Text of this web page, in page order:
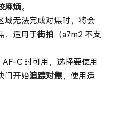
麻烦。
域无法完成对焦时，将会
，适用于街拍 （a7m2 不支
C 时可用，选择要使用
门开始追踪对焦，使用适